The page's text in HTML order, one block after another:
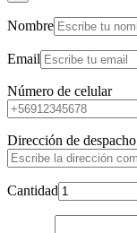
Nombre
Email
Número de celular
Dirección de despacho
Cantidad